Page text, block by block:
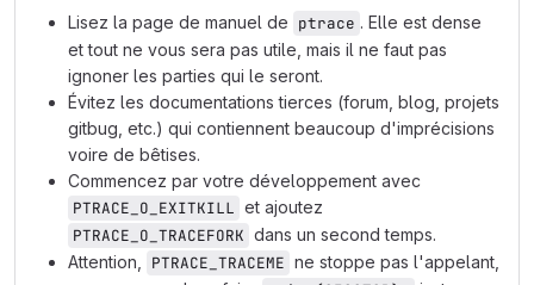
Lisez la page de manuel de ptrace . Elle est dense
et tout ne vous sera pas utile, mais il ne faut pas
ignoner les parties qui le seront.
Évitez les documentations tierces (forum, blog, projets
gitbug, etc.) qui contiennent beaucoup d'imprécisions
voire de bêtises.
Commencez par votre développement avec
PTRACE_O_EXITKILL et ajoutez
PTRACE_O_TRACEFORK dans un second temps.
Attention,
PTRACE_TRACEME ne stoppe pas l'appelant,